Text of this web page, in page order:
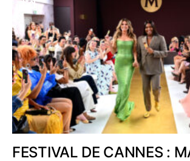
FESTIVAL DE CANNES :